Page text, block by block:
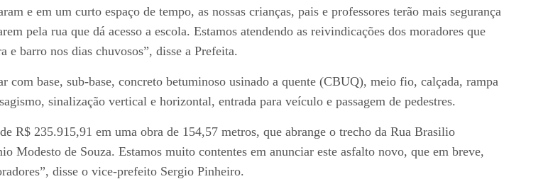
e em um curto espaço de tempo, as nossas crianças, pais e professores terão mais segurança
pela rua que dá acesso a escola. Estamos atendendo as reivindicações dos moradores que
e barro nos dias chuvosos”, disse a Prefeita.
com base, sub-base, concreto betuminoso usinado a quente (CBUQ), meio fio, calçada, rampa
sinalização vertical e horizontal, entrada para veículo e passagem de pedestres.
R$ 235.915,91 em uma obra de 154,57 metros, que abrange o trecho da Rua Brasilio
Modesto de Souza. Estamos muito contentes em anunciar este asfalto novo, que em breve,
disse o vice-prefeito Sergio Pinheiro.